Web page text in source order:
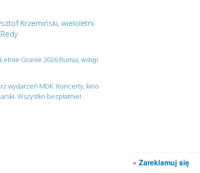
Krzemiński, wieloletni
Granie 2026 Rumia, wstęp
wydarzeń MDK. Koncerty, kino
Wszystko bezpłatnie!
»Zareklamuj się